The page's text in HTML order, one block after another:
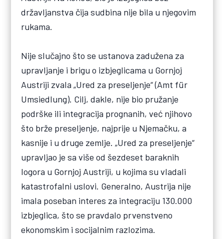
državljanstva čija sudbina nije bila u njegovim
rukama.
Nije slučajno što se ustanova zadužena za
upravljanje i brigu o izbjeglicama u Gornjoj
Austriji zvala „Ured za preseljenje“ (Amt für
Umsiedlung). Cilj, dakle, nije bio pružanje
podrške ili integracija prognanih, već njihovo
što brže preseljenje, najprije u Njemačku, a
kasnije i u druge zemlje. „Ured za preseljenje“
upravljao je sa više od šezdeset baraknih
logora u Gornjoj Austriji, u kojima su vladali
katastrofalni uslovi. Generalno, Austrija nije
imala poseban interes za integraciju 130.000
izbjeglica, što se pravdalo prvenstveno
ekonomskim i socijalnim razlozima.